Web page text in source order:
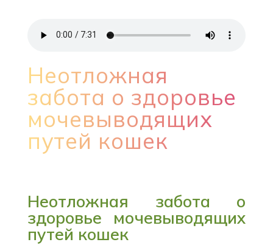
Неотложная
забота о здоровье
мочевыводящих
путей кошек
Неотложная забота о
здоровье мочевыводящих
путей кошек